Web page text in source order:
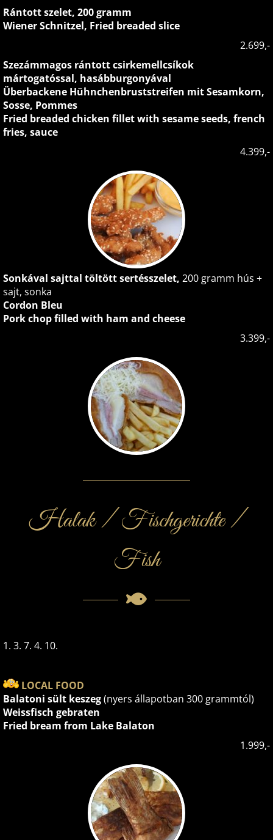
Rántott szelet, 200 gramm
Wiener Schnitzel, Fried breaded slice
2.699,-
Szezámmagos rántott csirkemellcsíkok
mártogatóssal, hasábburgonyával
Überbackene Hühnchenbruststreifen mit Sesamkorn,
Sosse, Pommes
Fried breaded chicken fillet with sesame seeds, french
fries, sauce
4.399,-
Sonkával sajttal töltött sertésszelet, 200 gramm hús +
sajt, sonka
Cordon Bleu
Pork chop filled with ham and cheese
3.399,-
Halak / Fischgerichte /
Fish
1. 3. 7. 4. 10.
LOCAL FOOD
Balatoni sült keszeg(nyers állapotban 300 grammtól)
Weissfisch gebraten
Fried bream from Lake Balaton
1.999,-